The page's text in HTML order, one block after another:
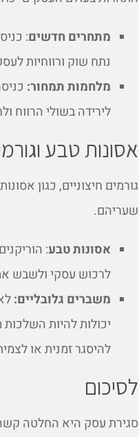
מתחרים חדשים:
נתח שוק ורווחיות
מלחמות תמחור:
לירידה בשולי הרווח
אסונות טבע
גורמים חיצוניים, כגון
שעריהם.
אסונות טבע:
לרכוש עסקי ולשבש
משברים גלובליים:
יכולות להיות
להיסגר זמנית או
לסיכום
סגירת עסק היא החלטה